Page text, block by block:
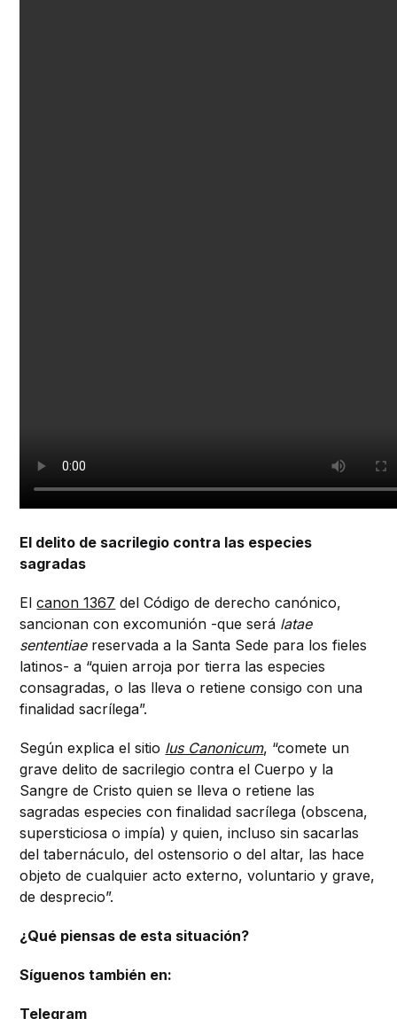
El delito de sacrilegio contra las especies
sagradas
Elcanon 1367 del Código de derecho canónico,
sancionan con excomunión -que será latae
sententiaereservada a la Santa Sede para los fieles
latinos- a “quien arroja por tierra las especies
consagradas, o las lleva o retiene consigo con una
finalidad sacrílega”.
Según explica el sitio Ius Canonicum, “comete un
grave delito de sacrilegio contra el Cuerpo y la
Sangre de Cristo quien se lleva o retiene las
sagradas especies con finalidad sacrílega (obscena,
supersticiosa o impía) y quien, incluso sin sacarlas
del tabernáculo, del ostensorio o del altar, las hace
objeto de cualquier acto externo, voluntario y grave,
de desprecio”.
¿Qué piensas de esta situación?
Síguenos también en:
Telegram